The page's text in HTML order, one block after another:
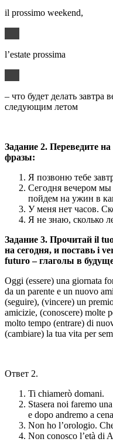
il prossimo weekend,
l’estate prossima
– что будет делать
следующим летом
Задание 2. Переведите
фразы:
Я позвоню тебе
Сегодня вечером
пойдем на ужин в
У меня нет часов.
Я не знаю, сколько
Задание 3. Прочитай il
на сегодня, и поставь i
futuro – глаголы в
Oggi (essere) una giornata
da un parente e un nuovo
(seguire), (vincere) un
amicizie, (conoscere) molte
molto tempo (entrare) di
(cambiare) la tua vita per
Ответ 2.
Ti chiamerò domani.
Stasera noi faremo
e dopo andremo a
Non ho l’orologio.
Non conosco l’età di